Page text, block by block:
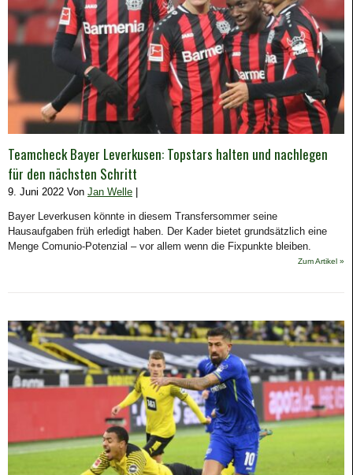
Teamcheck Bayer Leverkusen: Topstars halten und nachlegen
für den nächsten Schritt
9. Juni 2022 Von Jan Welle
Bayer Leverkusen könnte in diesem Transfersommer seine
Hausaufgaben früh erledigt haben. Der Kader bietet grundsätzlich eine
Menge Comunio-Potenzial – vor allem wenn die Fixpunkte bleiben.
Zum Artikel »